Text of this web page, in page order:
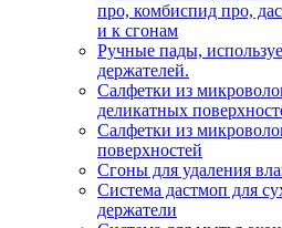
про, комбиспид про,
и к сгонам
Ручные пады,
держателей.
Салфетки из
деликатных
Салфетки из
поверхностей
Сгоны для удаления
Система дастмоп для
держатели